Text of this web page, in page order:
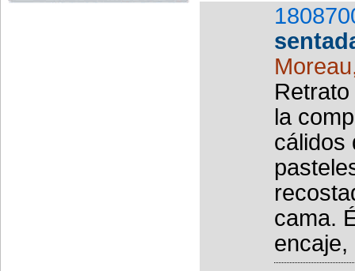
la
cálidos
cama.
encaje,